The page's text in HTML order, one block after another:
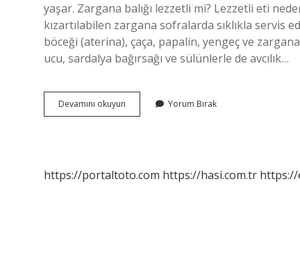
yaşar. Zargana balığı lezzetli mi? Lezzetli eti
kızartılabilen zargana sofralarda sıklıkla servis
böceği (aterina), çaça, papalin, yengeç ve
ucu, sardalya bağırsağı ve sülünlerle de avcılık…
Devamını okuyun
Kilo
Yorum Bırak
https://portaltoto.com https://hasi.com.tr https://